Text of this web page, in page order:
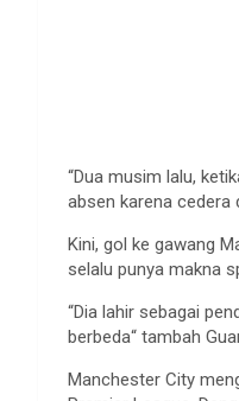
“Dua musim lalu,
absen karena cedera
Kini, gol ke gawang
selalu punya makna
“Dia lahir sebagai
berbeda“ tambah
Manchester City